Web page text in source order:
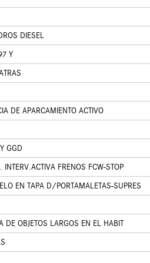
DIESEL
Y
DE APARCAMIENTO ACTIVO
GGD
FRENOS FCW-STOP
EN TAPA D/PORTAMALETAS-SUPRES
DE OBJETOS LARGOS EN EL HABIT